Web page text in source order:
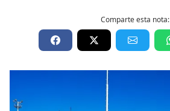
Comparte esta nota: